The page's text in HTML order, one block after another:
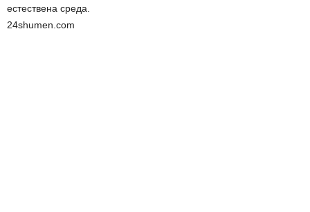
естествена среда.
24shumen.com